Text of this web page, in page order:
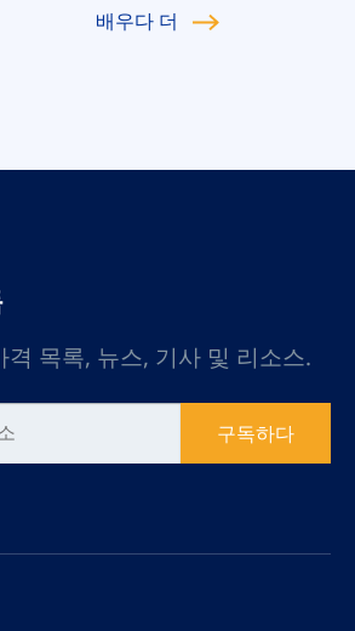
배우다 더
격 목록, 뉴스, 기사 및 리소스.
구독하다